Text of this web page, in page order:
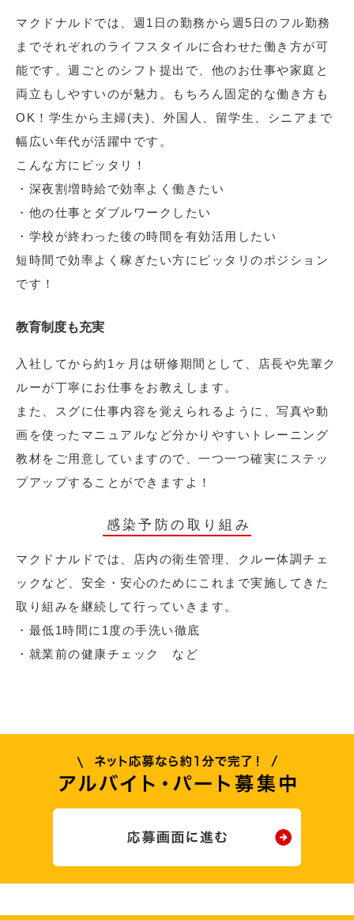
マクドナルドでは、週1日の勤務から週5日のフル勤務
までそれぞれのライフスタイルに合わせた働き方が可
能です。週ごとのシフト提出で、他のお仕事や家庭と
両立もしやすいのが魅力。もちろん固定的な働き方も
OK！学生から主婦(夫)、外国人、留学生、シニアまで
幅広い年代が活躍中です。
こんな方にピッタリ！
・深夜割増時給で効率よく働きたい
・他の仕事とダブルワークしたい
・学校が終わった後の時間を有効活用したい
短時間で効率よく稼ぎたい方にピッタリのポジション
です！
教育制度も充実
入社してから約1ヶ月は研修期間として、店長や先輩ク
ルーが丁寧にお仕事をお教えします。
また、スグに仕事内容を覚えられるように、写真や動
画を使ったマニュアルなど分かりやすいトレーニング
教材をご用意していますので、一つ一つ確実にステッ
プアップすることができますよ！
感染予防の取り組み
マクドナルドでは、店内の衛生管理、クルー体調チェ
ックなど、安全・安心のためにこれまで実施してきた
取り組みを継続して行っていきます。
・最低1時間に1度の手洗い徹底
・就業前の健康チェック など